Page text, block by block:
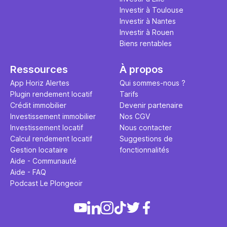
Investir à Toulouse
Investir à Nantes
Investir à Rouen
Biens rentables
Ressources
App Horiz Alertes
Plugin rendement locatif
Crédit immobilier
Investissement immobilier
Investissement locatif
Calcul rendement locatif
Gestion locataire
Aide - Communauté
Aide - FAQ
Podcast Le Plongeoir
À propos
Qui sommes-nous ?
Tarifs
Devenir partenaire
Nos CGV
Nous contacter
Suggestions de
fonctionnalités